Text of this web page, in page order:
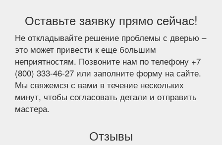
Оставьте заявку прямо сейчас!
Не откладывайте решение проблемы с дверью –
это может привести к еще большим
неприятностям. Позвоните нам по телефону +7
(800) 333-46-27 или заполните форму на сайте.
Мы свяжемся с вами в течение нескольких
минут, чтобы согласовать детали и отправить
мастера.
Отзывы